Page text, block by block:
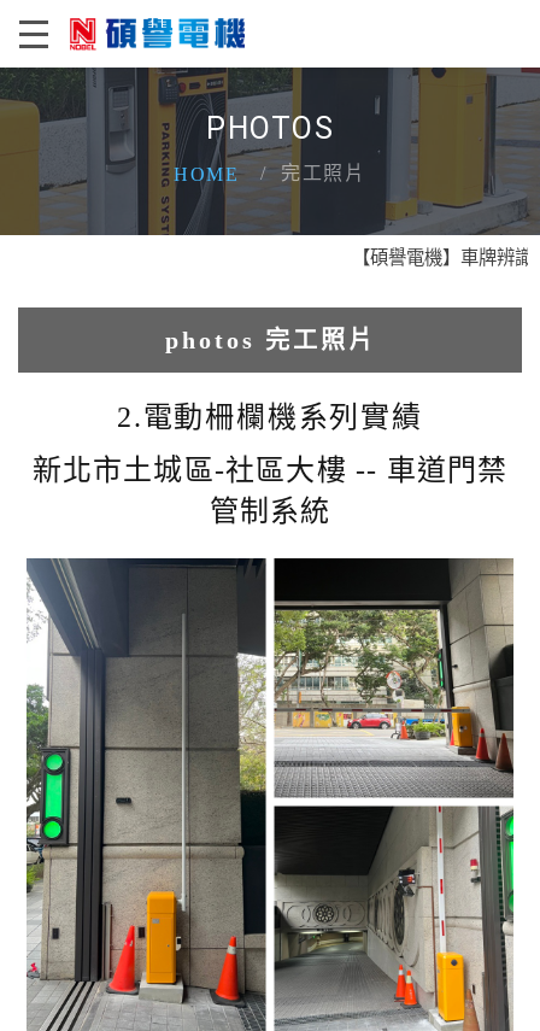
PHOTOS
HOME 完工照片
【碩譽電機】車牌辨識
photos 完工照片
1.人臉辨識系統實績
2.電動柵欄機系列實績
3.車牌辨識收費系統實績
4.車牌辨識收費系統-客製化實績
5.停車收費系統系列實績
6.停車收費系統-地閘式實績
7.人員管制機系列實績
8.長距離讀卡機系列實績
9.車位在席導引系列實績
10.反向尋車系統實績
11.周邊配備-紅綠燈實績
2.電動柵欄機系列實績
新北市土城區-社區大樓 -- 車道門禁
管制系統